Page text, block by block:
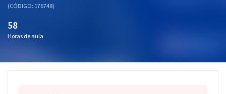
(CÓDIGO: 176748)
58
Horas de aula